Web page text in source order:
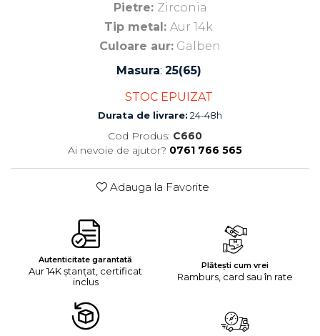
Pietre: Zirconia
Tip metal: Aur 14k
Culoare aur: Galben
Masura: 25(65)
STOC EPUIZAT
Durata de livrare: 24-48h
Cod Produs: C660
Ai nevoie de ajutor? 0761 766 565
Adauga la Favorite
Autenticitate garantată
Aur 14K ștanțat, certificat
inclus
Plătești cum vrei
Ramburs, card sau în rate